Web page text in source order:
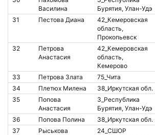
Василина
Бурятия, Улан-Удэ
31 Пестова Диана
42_Кемеровская
область,
Прокопьевск
32
Петрова
Анастасия
42_Кемеровская
область,
Кемерово
33 Петрова Злата 75_Чита
34
Плетюх Милена 38_Иркутская обл.
35
Попова
Анастасия
3_Республика
Бурятия, Улан-Удэ
36 Попова Полина 38_Иркутская обл.
37
Рыськова
24_СШОР